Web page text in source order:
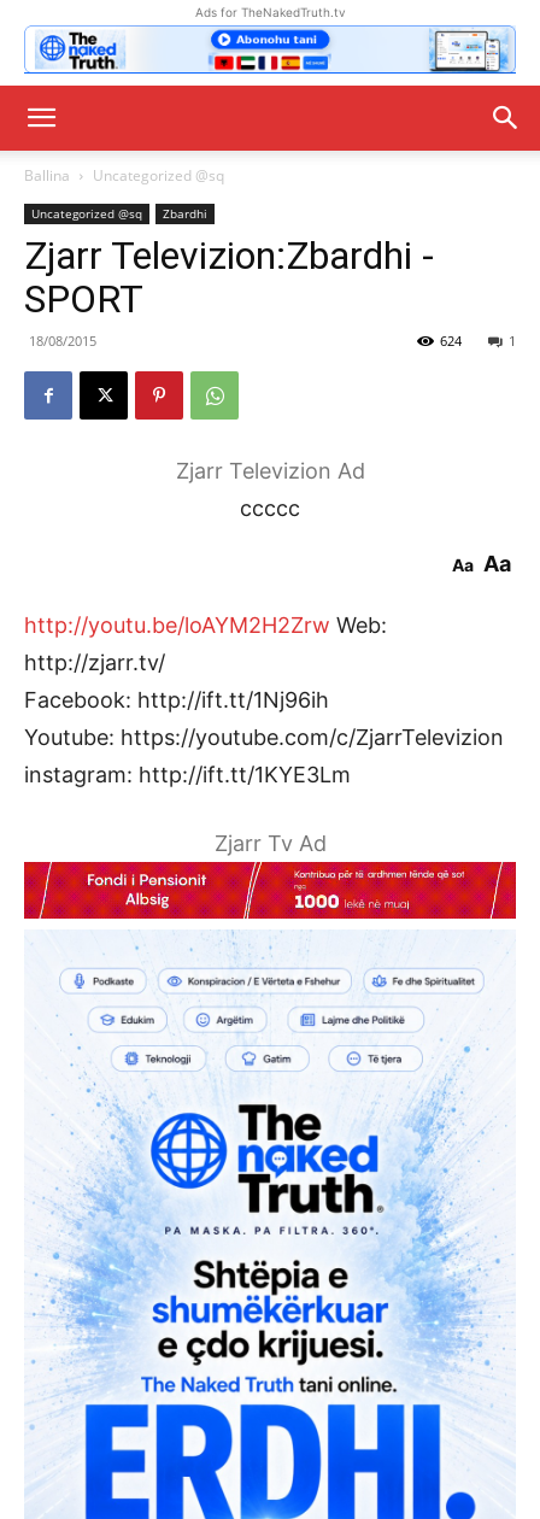
Ads for TheNakedTruth.tv
Ballina Uncategorized @sq
Uncategorized @sq Zbardhi
Zjarr Televizion:Zbardhi -
SPORT
18/08/2015 1
624
Zjarr Televizion Ad
ccccc
Aa Aa
http://youtu.be/loAYM2H2Zrw Web:
http://zjarr.tv/
Facebook: http://ift.tt/1Nj96ih
Youtube: https://youtube.com/c/ZjarrTelevizion
instagram: http://ift.tt/1KYE3Lm
Zjarr Tv Ad